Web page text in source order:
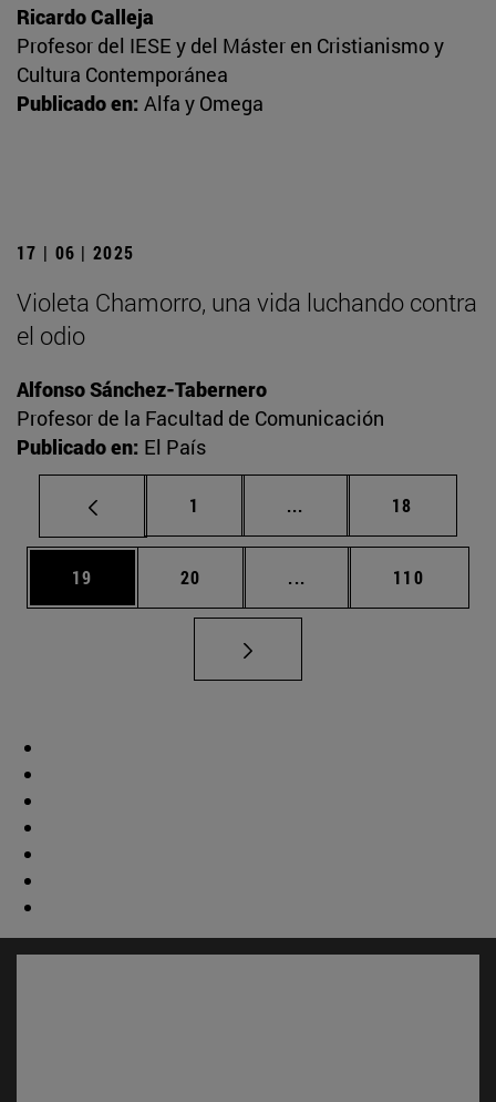
Ricardo Calleja
Profesor del IESE y del Máster en Cristianismo y
Cultura Contemporánea
Publicado en: Alfa y Omega
17 | 06 | 2025
Violeta Chamorro, una vida luchando contra
el odio
Alfonso Sánchez-Tabernero
Profesor de la Facultad de Comunicación
Publicado en: El País
Página
1 ... Páginas intermedias
Página
18
Página
19 Página
20 ... Páginas intermedias
Página
110